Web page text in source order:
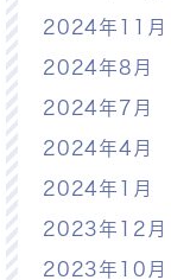
2024年11月
2024年8月
2024年7月
2024年4月
2024年1月
2023年12月
2023年10月